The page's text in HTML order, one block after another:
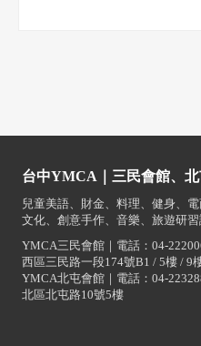
台中YMCA｜三民會館、
兒童美語、財金、料理、健身、
文化、創意手作、音樂、旅遊研
YMCA三民會館｜電話：04-
西區三民路一段174號B1 / 5樓 / 9
YMCA北屯會館｜電話：04-
北區北屯路10號5樓